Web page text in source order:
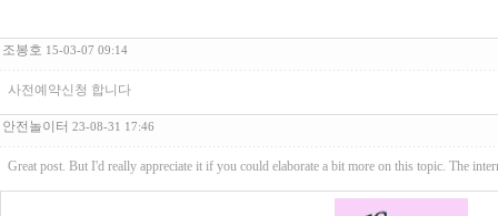
조봉호 15-03-07 09:14
사전예약신청 합니다
안전놀이터 23-08-31 17:46
Great post. But I'd really appreciate it if you could elaborate a bit more on this topic. The